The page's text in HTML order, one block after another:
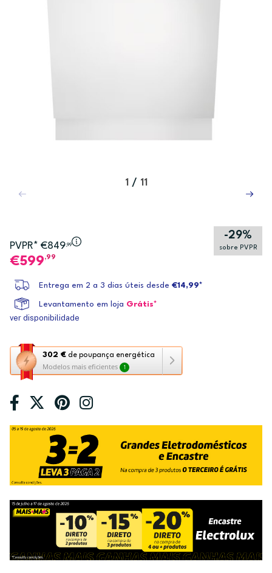
1 / 11
PVPR* €849,99
-29%
sobre PVPR
599,99
Entrega em 2 a 3 dias úteis desde €14,99*
Levantamento em loja Grátis*
ver disponibilidade
302 € de poupança energética
Modelos mais eficientes 1
Esta
ação
abre
a
ferramenta
de
poupança
energética
Youreko.